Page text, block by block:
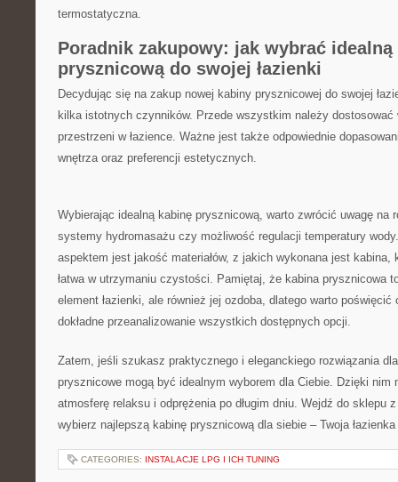
termostatyczna.
Poradnik zakupowy: jak wybrać ⁤idealną
prysznicową do swojej łazienki
Decydując się na‍ zakup nowej kabiny prysznicowej do‍ swojej
kilka istotnych czynników. Przede ⁤wszystkim należy
przestrzeni w łazience. ‌Ważne jest⁤ także odpowiednie
wnętrza oraz preferencji estetycznych.
Wybierając idealną ‌kabinę prysznicową,‍ warto zwrócić uwagę⁣ na
systemy hydromasażu czy ⁣możliwość regulacji temperatury
aspektem jest jakość materiałów, z jakich wykonana jest kabina,
łatwa w utrzymaniu⁣ czystości. ‍Pamiętaj, ⁤że kabina prysznicowa
element łazienki, ale również jej ozdoba,⁢ dlatego warto poświęcić
dokładne⁢ przeanalizowanie wszystkich dostępnych opcji.
Zatem, jeśli⁤ szukasz praktycznego i‌ eleganckiego rozwiązania
⁤prysznicowe mogą​ być idealnym wyborem dla Ciebie. Dzięki nim
atmosferę relaksu i odprężenia po długim dniu. Wejdź do sklepu‍
wybierz najlepszą kabinę​ prysznicową dla siebie – Twoja łazienka
CATEGORIES: INSTALACJE LPG I ICH TUNING